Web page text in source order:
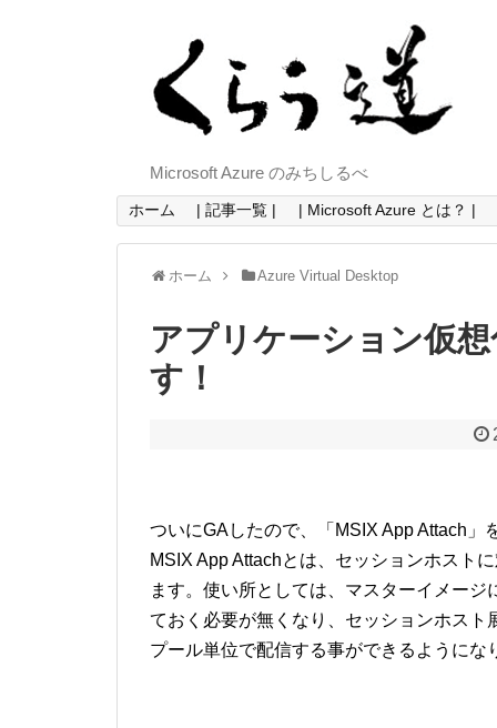
Microsoft Azure のみちしるべ
ホーム | 記事一覧 | | Microsoft Azure とは？ |
ホーム Azure Virtual Desktop
アプリケーション仮
す！
ついにGAしたので、「MSIX App Attach」
MSIX App Attachとは、セッションホスト
ます。使い所としては、マスターイメー
ておく必要が無くなり、セッションホス
プール単位で配信する事ができるようにな